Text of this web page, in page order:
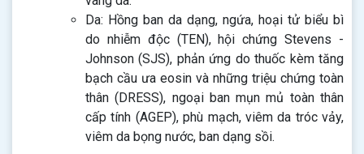
Da: Hồng ban da dạng, ngứa, hoại tử biểu bì
do nhiễm độc (TEN), hội chứng Stevens -
Johnson (SJS), phản ứng do thuốc kèm tăng
bạch cầu ưa eosin và những triệu chứng toàn
thân (DRESS), ngoại ban mụn mủ toàn thân
cấp tính (AGEP), phù mạch, viêm da tróc vảy,
viêm da bọng nước, ban dạng sồi.